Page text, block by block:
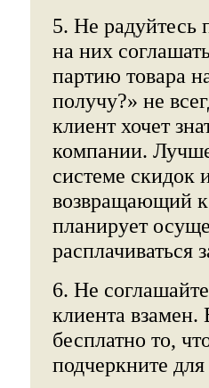
5. Не радуйтесь
на них
партию товара
получу?» не
клиент хочет
компании.
системе скидок
возвращающий к
планирует
расплачиваться
6. Не
клиента взамен.
бесплатно то,
подчеркните